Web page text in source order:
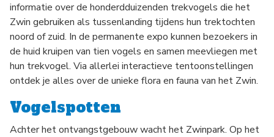
informatie over de honderdduizenden trekvogels die het
Zwin gebruiken als tussenlanding tijdens hun trektochten
noord of zuid. In de permanente expo kunnen bezoekers in
de huid kruipen van tien vogels en samen meevliegen met
hun trekvogel. Via allerlei interactieve tentoonstellingen
ontdek je alles over de unieke flora en fauna van het Zwin.
Vogelspotten
Achter het ontvangstgebouw wacht het Zwinpark. Op het